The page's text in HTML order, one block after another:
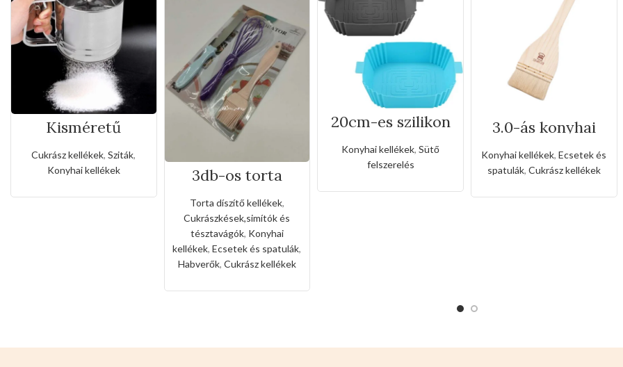
Kisméretű
rozsdamentes
liszt,porcukor
szóró
Cukrász kellékek,Sziták,
Konyhai kellékek
3db-os torta
eszköz(habverő,si
mítókés,szilikon
kefe)
Torta díszítő kellékek,
Cukrászkések,simítók és
tésztavágók, Konyhai
kellékek,Ecsetek és spatulák,
Habverők, Cukrász kellékek
20cm-es szilikon
Konyhai kellékek,Sütő
felszerelés
3.0-ás konyhai
Konyhai kellékek,Ecsetek és
spatulák, Cukrász kellékek